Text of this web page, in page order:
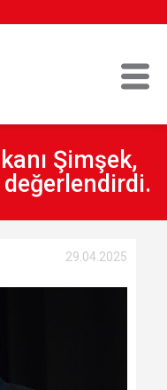
Şimşek,
29.04.2025